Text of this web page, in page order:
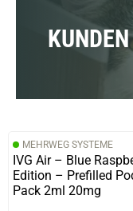
MEHRWEG SYSTEME
IVG Air – Blue
Edition – Prefilled
Pack 2ml 20mg